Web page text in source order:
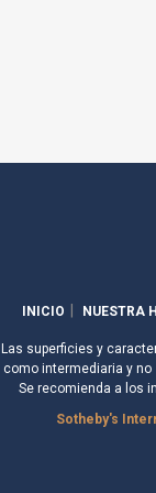
INICIO NUESTRA
Las superficies y
como intermediaria y
Se recomienda a los
Sotheby's